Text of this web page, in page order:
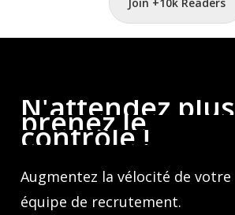
N'attendez plus,
prenez le
contrôle!
Augmentez la vélocité de votre
équipe de recrutement.